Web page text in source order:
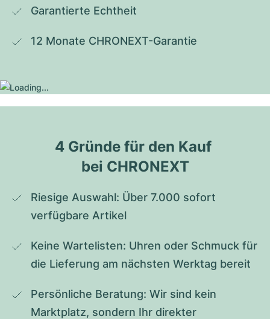
Garantierte Echtheit
12 Monate CHRONEXT-Garantie
4 Gründe für den Kauf
bei CHRONEXT
Riesige Auswahl: Über 7.000 sofort
verfügbare Artikel
Keine Wartelisten: Uhren oder Schmuck für
die Lieferung am nächsten Werktag bereit
Persönliche Beratung: Wir sind kein
Marktplatz, sondern Ihr direkter